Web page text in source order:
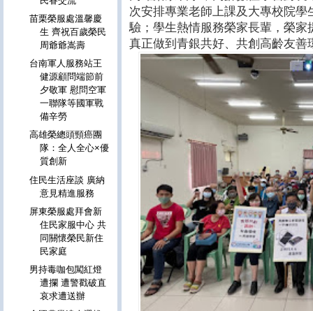
次安排專業老師上課及大專校院
驗；學生熱情服務榮家長輩，榮
真正做到青銀共好、共創高齡友善
苗栗榮服處溫馨慶
生 齊祝百歲榮民
周爺爺嵩壽
台南軍人服務站王
健源顧問端節前
夕敬軍 慰問空軍
一聯隊等國軍戰
備辛勞
高雄榮總頭頸癌團
隊：全人全心×優
質創新
住民生活座談 廣納
意見精進服務
屏東榮服處拜會新
住民家服中心 共
同關懷榮民新住
民家庭
男持毒咖包闖紅燈
遭攔 遭警戳破直
哀求遭送辦